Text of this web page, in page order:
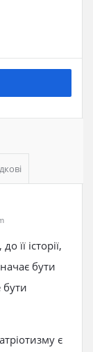
її історії,
бути
бути
є